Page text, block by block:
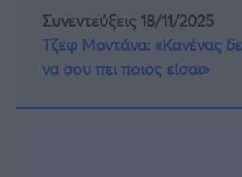
Συνεντεύξεις 18/11/2025
Τζεφ Μοντάνα: «Κανένας
να σου πει ποιος είσαι»